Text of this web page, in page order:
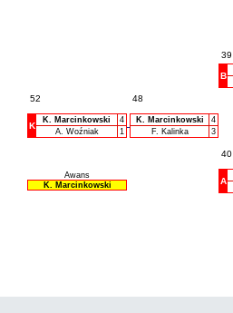
39
52 48
B
40
K
K. Marcinkowski
4
A. Woźniak
1
K. Marcinkowski
4
F. Kalinka
3
Awans
K. Marcinkowski
A